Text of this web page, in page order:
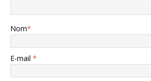
Nom*
E-mail *